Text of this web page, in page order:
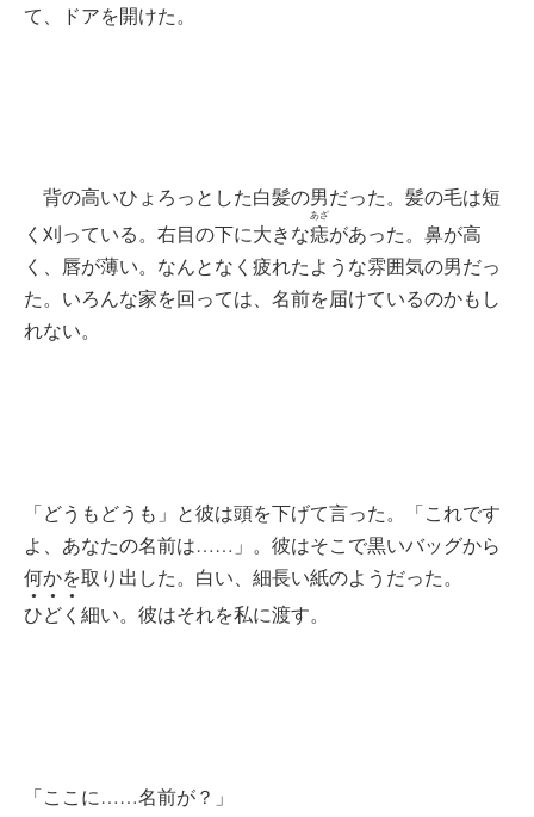
て、ドアを開けた。
背の高いひょろっとした白髪の男だった。髪の毛は短
く刈っている。右目の下に大きな痣
あざ
があった。鼻が高
く、唇が薄い。なんとなく疲れたような雰囲気の男だっ
た。いろんな家を回っては、名前を届けているのかもし
れない。
「どうもどうも」と彼は頭を下げて言った。「これです
よ、あなたの名前は……」。彼はそこで黒いバッグから
何かを取り出した。白い、細長い紙のようだった。
ひどく
●●●
細い。彼はそれを私に渡す。
「ここに……名前が？」